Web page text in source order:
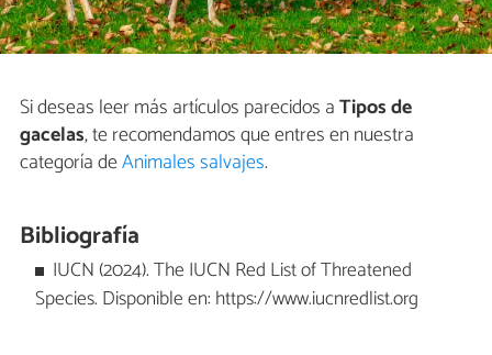
Si deseas leer más artículos parecidos aTipos de
gacelas, te recomendamos que entres en nuestra
categoría deAnimales salvajes.
Bibliografía
IUCN (2024). The IUCN Red List of Threatened
Species. Disponible en: https://www.iucnredlist.org